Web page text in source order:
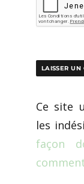
Ce site
les
façon